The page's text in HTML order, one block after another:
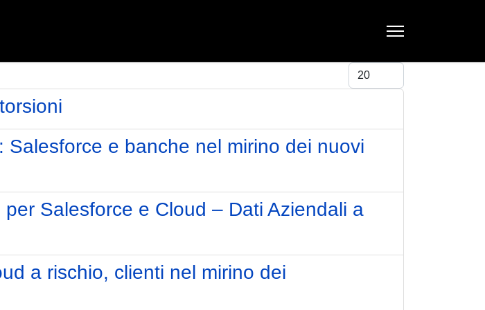
Visualizza #
e banche nel mirino dei nuovi
Salesforce e Cloud – Dati Aziendali a
a rischio, clienti nel mirino dei